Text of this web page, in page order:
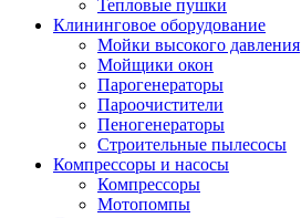
Тепловые пушки
Клининговое оборудование
Мойки высокого давления
Мойщики окон
Парогенераторы
Пароочистители
Пеногенераторы
Строительные пылесосы
Компрессоры и насосы
Компрессоры
Мотопомпы